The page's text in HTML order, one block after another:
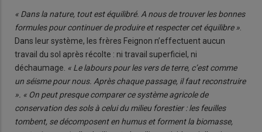
« Dans la nature, tout est équilibré. A nous de trouver les bonnes
formules pour continuer de produire et respecter cet équilibre »
Dans leur système, les frères Feignon n’effectuent aucun
travail du sol après récolte : ni travail superficiel, ni
déchaumage. « Le labours pour les vers de terre, c’est comme
un séisme pour nous. Après chaque passage, il faut reconstruire
». « On peut presque comparer ce système agricole de
conservation des sols à celui du milieu forestier : les feuilles
tombent, se décomposent en humus et forment la biomasse,